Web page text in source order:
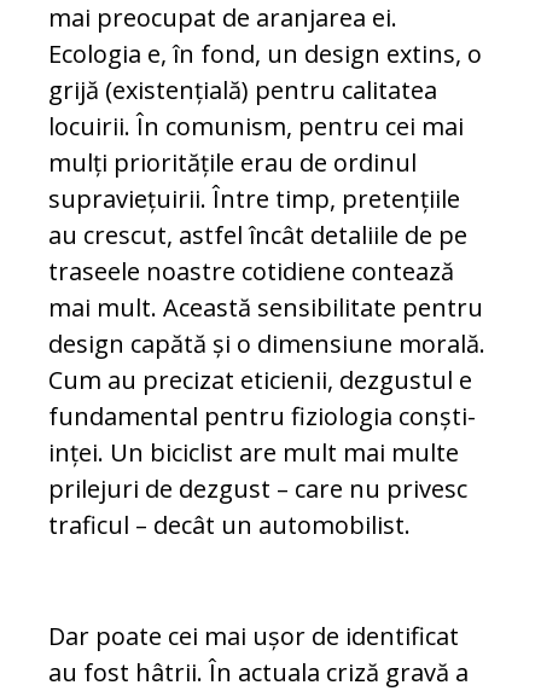
mai preocupat de aranjarea ei.
Ecologia e, în fond, un design extins, o
grijă (existențială) pentru calitatea
locui­rii. În comunism, pentru cei mai
mulți prio­ritățile erau de ordinul
supraviețuirii. Între timp, pretențiile
au crescut, astfel în­cât detaliile de pe
traseele noastre co­ti­di­e­ne contează
mai mult. Această sensibilitate pentru
design capătă și o dimensiune mo­rală.
Cum au precizat eticienii, dezgustul e
fundamental pentru fiziologia conș­ti­
in­ței. Un biciclist are mult mai multe
pri­le­juri de dezgust – care nu privesc
traficul – decât un automobilist.
Dar poate cei mai ușor de iden­tificat
au fost hâtrii. În actuala criză gravă a